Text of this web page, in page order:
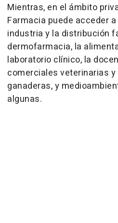
Mientras, en el ámbito
Farmacia puede acceder
industria y la distribución
dermofarmacia, la
laboratorio clínico, la
comerciales veterinarias
ganaderas, y
algunas.